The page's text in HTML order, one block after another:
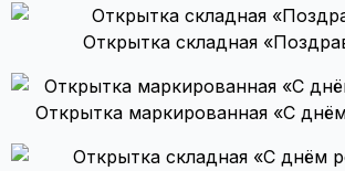
Открытка складная
Открытка маркированная «С